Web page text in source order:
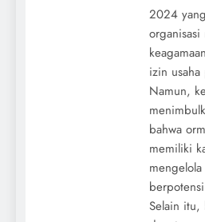
2024
organisasi
izin
Namun,
bahwa
memiliki
Selain